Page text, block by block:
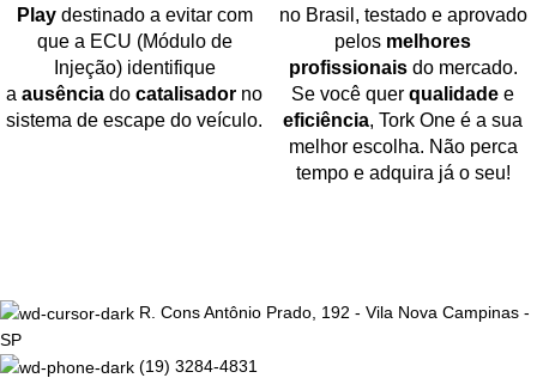
Playdestinado a evitar com
que a ECU (Módulo de
Injeção) identifique
a ausência do catalisador no
sistema de escape do veículo.
no Brasil, testado e aprovado
pelos melhores
profissionaisdo mercado.
Se você quer qualidade e
eficiência, Tork One é a sua
melhor escolha. Não perca
tempo e adquira já o seu!
R. Cons Antônio Prado, 192 - Vila Nova Campinas -
SP
(19) 3284-4831